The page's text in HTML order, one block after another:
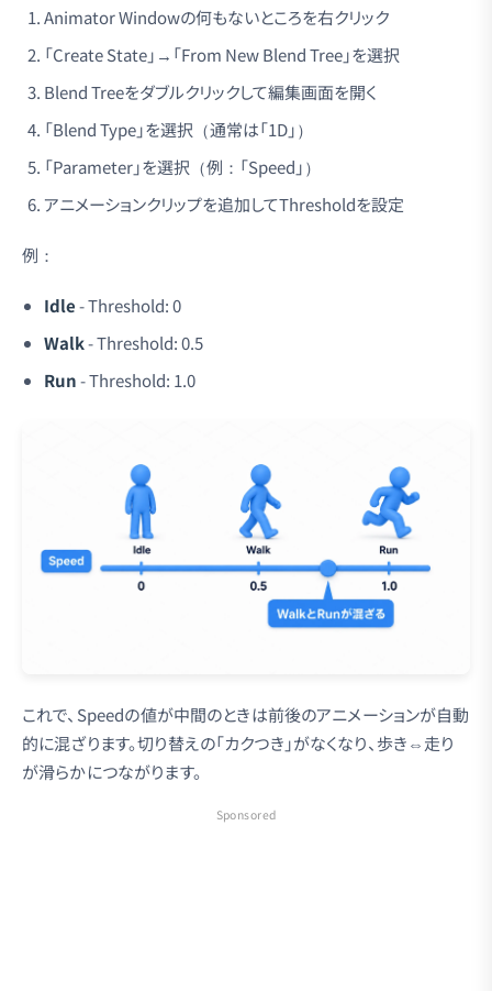
Animator Windowの何もないところを右クリック
「Create State」→「From New Blend Tree」を選択
Blend Treeをダブルクリックして編集画面を開く
「Blend Type」を選択（通常は「1D」）
「Parameter」を選択（例：「Speed」）
アニメーションクリップを追加してThresholdを設定
例：
Idle- Threshold: 0
Walk- Threshold: 0.5
Run- Threshold: 1.0
これで、Speedの値が中間のときは前後のアニメーションが自動
的に混ざります。切り替えの「カクつき」がなくなり、歩き⇔走り
が滑らかにつながります。
Sponsored